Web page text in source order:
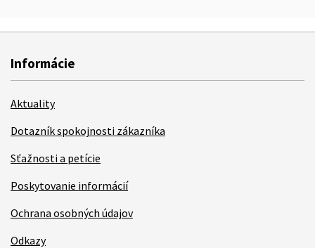
Informácie
Aktuality
Dotazník spokojnosti zákazníka
Sťažnosti a petície
Poskytovanie informácií
Ochrana osobných údajov
Odkazy